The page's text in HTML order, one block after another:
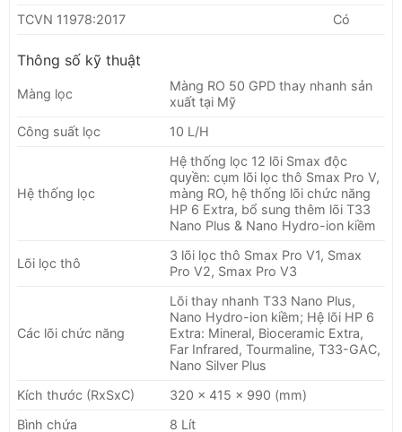
TCVN 11978:2017
Có
Thông số kỹ thuật
Màng lọc
Màng RO 50 GPD thay nhanh sản
xuất tại Mỹ
Công suất lọc
10 L/H
Hệ thống lọc
Hệ thống lọc 12 lõi Smax độc
quyền: cụm lõi lọc thô Smax Pro V,
màng RO, hệ thống lõi chức năng
HP 6 Extra, bổ sung thêm lõi T33
Nano Plus & Nano Hydro-ion kiềm
Lõi lọc thô
3 lõi lọc thô Smax Pro V1, Smax
Pro V2, Smax Pro V3
Các lõi chức năng
Lõi thay nhanh T33 Nano Plus,
Nano Hydro-ion kiềm; Hệ lõi HP 6
Extra: Mineral, Bioceramic Extra,
Far Infrared, Tourmaline, T33-GAC,
Nano Silver Plus
Kích thước (RxSxC)
320 x 415 x 990 (mm)
Bình chứa
8 Lít